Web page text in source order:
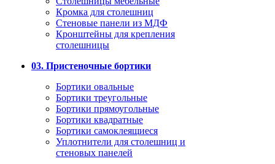
Кромка для столешниц
Стеновые панели из МДФ
Кронштейны для крепления
столешницы
03. Пристеночные бортики
Бортики овальные
Бортики треугольные
Бортики прямоугольные
Бортики квадратные
Бортики самоклеящиеся
Уплотнители для столешниц и
стеновых панелей